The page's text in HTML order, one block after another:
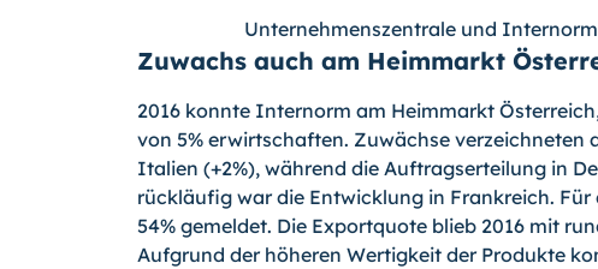
Unternehmenszentrale und
Zuwachs auch am Heimmarkt
2016 konnte Internorm am Heimmarkt
von 5% erwirtschaften. Zuwächse verzeichneten
Italien (+2%), während die Auftragserteilung in
rückläufig war die Entwicklung in Frankreich.
54% gemeldet. Die Exportquote blieb 2016 mit
Aufgrund der höheren Wertigkeit der Produkte